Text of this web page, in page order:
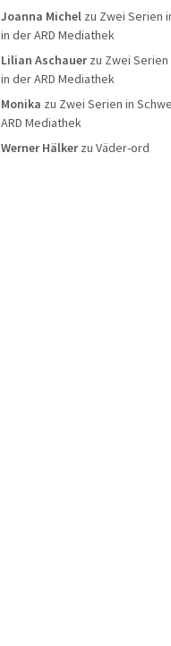
Joanna Michel zu Zwei Serien
in der ARD Mediathek
Lilian Aschauerzu Zwei
in der ARD Mediathek
Monika zu Zwei Serien in
ARD Mediathek
Werner Hälkerzu Väder-ord